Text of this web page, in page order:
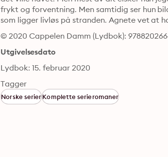
frykt og forventning. Men samtidig ser hun
som ligger livløs på stranden. Agnete vet at
© 2020 Cappelen Damm (Lydbok):
Utgivelsesdato
Lydbok: 15. februar 2020
Tagger
Norske serierKomplette serieromaner